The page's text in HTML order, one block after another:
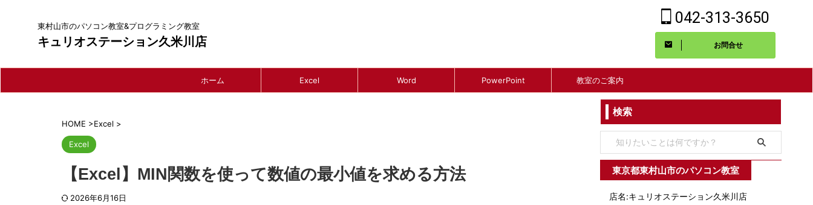
東村山市のパソコン教室&プログラミング教室
キュリオステーション久米川店
042-313-3650
お問合せ
ホーム Excel Word PowerPoint 教室のご案内
HOME >Excel >
Excel
【Excel】MIN関数を使って数値の最小値を求める方法
2026年6月16日
検索
東京都東村山市のパソコン教室
店名:キュリオステーション久米川店